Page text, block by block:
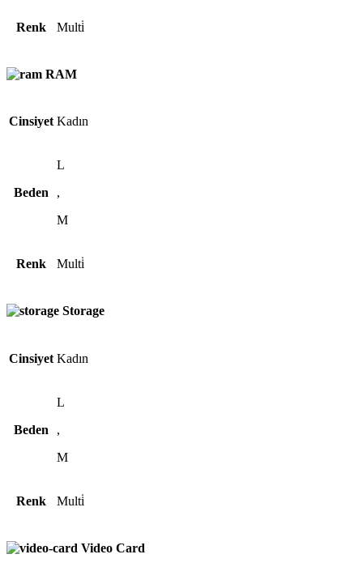
Renk Multi̇
RAM
Cinsiyet Kadın
Beden
L
,
M
Renk Multi̇
Storage
Cinsiyet Kadın
Beden
L
,
M
Renk Multi̇
Video Card